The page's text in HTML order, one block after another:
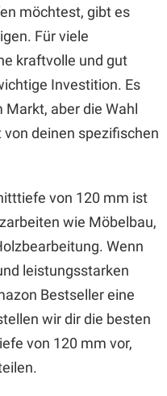
möchtest, gibt es
Für viele
kraftvolle und gut
Investition. Es
aber die Wahl
deinen spezifischen
von 120 mm ist
wie Möbelbau,
Wenn
leistungsstarken
Bestseller eine
wir dir die besten
von 120 mm vor,